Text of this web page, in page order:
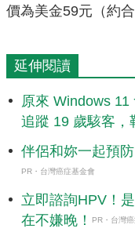
價為美金59元（約
延伸閱讀
原來 Windows
追蹤 19 歲駭客，
伴侶和妳一起預
PR・台灣癌症基金會
立即諮詢HPV！
在不嫌晚！
PR・台灣